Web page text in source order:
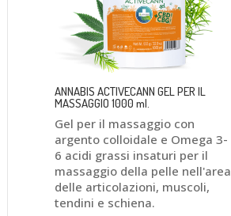
ANNABIS ACTIVECANN GEL PER IL
MASSAGGIO 1000 ml.
Gel per il massaggio con
argento colloidale e Omega 3-
6 acidi grassi insaturi per il
massaggio della pelle nell'area
delle articolazioni, muscoli,
tendini e schiena.